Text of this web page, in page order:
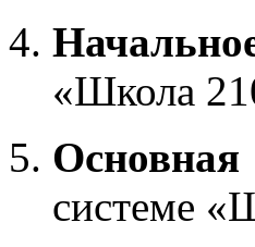
«Школа
Основная
системе